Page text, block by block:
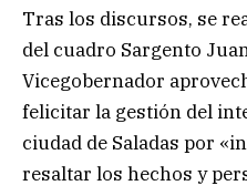
Tras los discursos, se
del cuadro Sargento
Vicegobernador
felicitar la gestión del
ciudad de Saladas por
resaltar los hechos y